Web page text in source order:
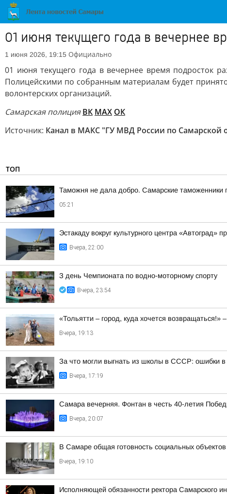
01 июня текущего года в вечернее
1 июня 2026, 19:15 Официально
01 июня текущего года в вечернее время подросток
Полицейскими по собранным материалам будет
волонтерских организаций.
Самарская полиция ВК MAX ОК
Источник: Канал в МАКС "ГУ МВД России по Самарской
ТОП
Таможня не дала добро. Самарские таможенники
05:21
Эстакаду вокруг культурного центра «Автоград»
Вчера, 22:00
З день Чемпионата по водно-моторному спорту
Вчера, 23:54
«Тольятти – город, куда хочется возвращаться!»
Вчера, 19:13
За что могли выгнать из школы в СССР: ошибки
Вчера, 17:19
Самара вечерняя. Фонтан в честь 40-летия
Вчера, 20:07
В Самаре общая готовность социальных
Вчера, 19:10
Исполняющей обязанности ректора Самарского